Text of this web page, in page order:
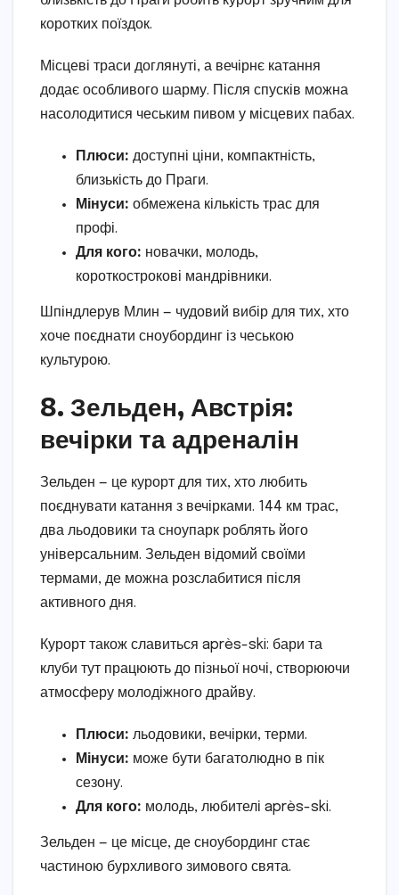
коротких поїздок.
Місцеві траси доглянуті, а вечірнє катання
додає особливого шарму. Після спусків можна
насолодитися чеським пивом у місцевих пабах.
Плюси: доступні ціни, компактність,
близькість до Праги.
Мінуси: обмежена кількість трас для
профі.
Для кого: новачки, молодь,
короткострокові мандрівники.
Шпіндлерув Млин — чудовий вибір для тих, хто
хоче поєднати сноубординг із чеською
культурою.
8. Зельден, Австрія:
вечірки та адреналін
Зельден — це курорт для тих, хто любить
поєднувати катання з вечірками. 144 км трас,
два льодовики та сноупарк роблять його
універсальним. Зельден відомий своїми
термами, де можна розслабитися після
активного дня.
Курорт також славиться après-ski: бари та
клуби тут працюють до пізньої ночі, створюючи
атмосферу молодіжного драйву.
Плюси: льодовики, вечірки, терми.
Мінуси: може бути багатолюдно в пік
сезону.
Для кого: молодь, любителі après-ski.
Зельден — це місце, де сноубординг стає
частиною бурхливого зимового свята.